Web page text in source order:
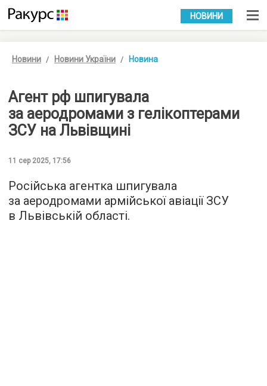
УКР РУС
НОВИНИ
Новини Новини України Новина
Агент рф шпигувала
за аеродромами з гелікоптерами
ЗСУ на Львівщині
11 сер 2025, 17:56
Російська агентка шпигувала
за аеродромами армійської авіації ЗСУ
в Львівській області.